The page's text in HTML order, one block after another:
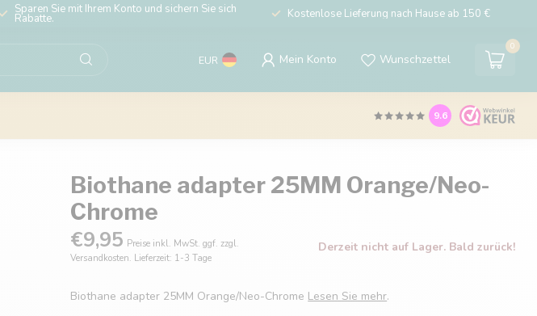
Sparen Sie mit Ihrem Konto und sichern Sie sich
Rabatte. Kostenlose Lieferung nach Hause ab 150 €
EUR Mein Konto Wunschzettel
0
9.6
Biothane adapter 25MM Orange/Neo-
Chrome
€9,95 Preise inkl. MwSt. ggf. zzgl.
Versandkosten. Lieferzeit: 1-3 Tage
Derzeit nicht auf Lager. Bald zurück!
Biothane adapter 25MM Orange/Neo-Chrome Lesen Sie mehr.